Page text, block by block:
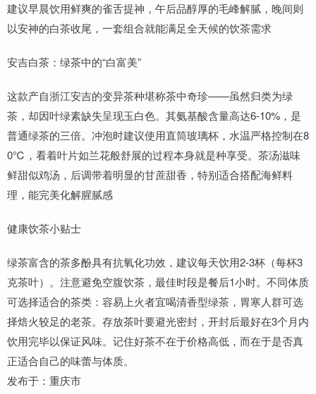
建议早晨饮用鲜爽的雀舌提神，午后品醇厚的毛峰解腻，晚间则
以安神的白茶收尾，一套组合就能满足全天候的饮茶需求
安吉白茶：绿茶中的“白富美”
这款产自浙江安吉的变异茶种堪称茶中奇珍——虽然归类为绿
茶，却因叶绿素缺失呈现玉白色。其氨基酸含量高达6-10%，是
普通绿茶的三倍。冲泡时建议使用直筒玻璃杯，水温严格控制在8
0℃，看着叶片如兰花般舒展的过程本身就是种享受。茶汤滋味
鲜甜似鸡汤，后调带着明显的甘蔗甜香，特别适合搭配海鲜料
理，能完美化解腥腻感
健康饮茶小贴士
绿茶富含的茶多酚具有抗氧化功效，建议每天饮用2-3杯（每杯3
克茶叶）。注意避免空腹饮茶，最佳时段是餐后1小时。不同体质
可选择适合的茶类：容易上火者宜喝清香型绿茶，胃寒人群可选
择焙火较足的老茶。存放茶叶要避光密封，开封后最好在3个月内
饮用完毕以保证风味。记住好茶不在于价格高低，而在于是否真
正适合自己的味蕾与体质。
发布于：重庆市